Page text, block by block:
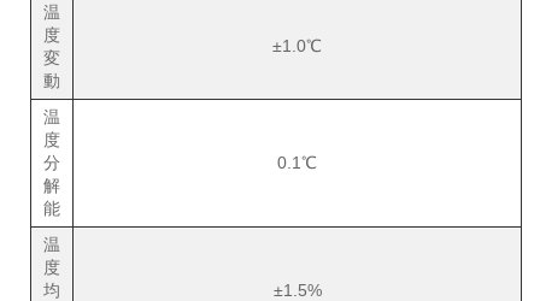
温
度
変
動
±1.0℃
温
度
分
解
能
0.1℃
温
度
均
±1.5%